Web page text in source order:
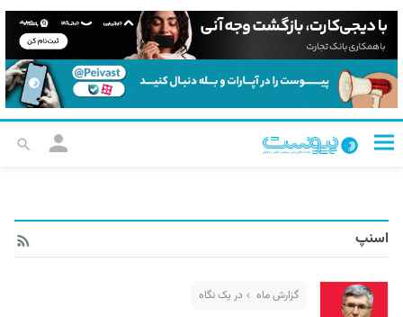
اسنپ
گزارش ماه در یک نگاه